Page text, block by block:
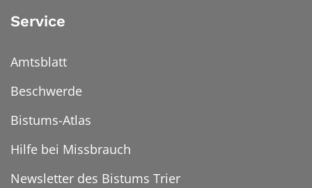
Service
Amtsblatt
Beschwerde
Bistums-Atlas
Hilfe bei Missbrauch
Newsletter des Bistums Trier